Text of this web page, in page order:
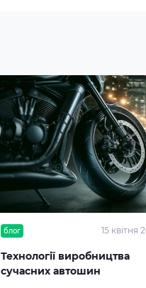
блог 15 квітня
Технології виробництва
сучасних автошин